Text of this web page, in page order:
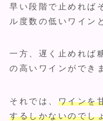
早い段階で止めれば
ル度数の低いワイン
一方、遅く止めれば
の高いワインができ
それでは、 ワインを
するしかないのでし